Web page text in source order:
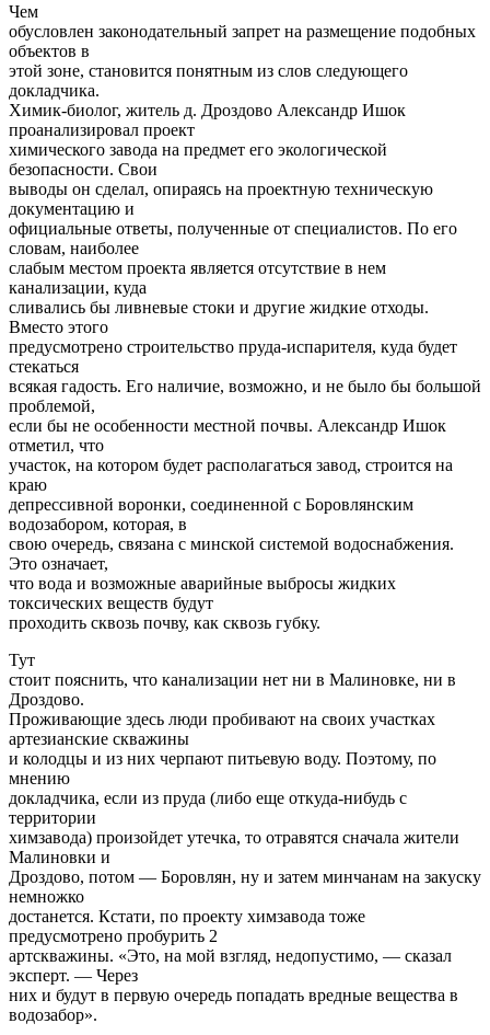
Чем
обусловлен законодательный запрет на размещение подобных
объектов в
этой зоне, становится понятным из слов следующего
докладчика.
Химик-биолог, житель д. Дроздово Александр Ишок
проанализировал проект
химического завода на предмет его экологической
безопасности. Свои
выводы он сделал, опираясь на проектную техническую
документацию и
официальные ответы, полученные от специалистов. По его
словам, наиболее
слабым местом проекта является отсутствие в нем
канализации, куда
сливались бы ливневые стоки и другие жидкие отходы.
Вместо этого
предусмотрено строительство пруда-испарителя, куда будет
стекаться
всякая гадость. Его наличие, возможно, и не было бы большой
проблемой,
если бы не особенности местной почвы. Александр Ишок
отметил, что
участок, на котором будет располагаться завод, строится на
краю
депрессивной воронки, соединенной с Боровлянским
водозабором, которая, в
свою очередь, связана с минской системой водоснабжения.
Это означает,
что вода и возможные аварийные выбросы жидких
токсических веществ будут
проходить сквозь почву, как сквозь губку.
Тут
стоит пояснить, что канализации нет ни в Малиновке, ни в
Дроздово.
Проживающие здесь люди пробивают на своих участках
артезианские скважины
и колодцы и из них черпают питьевую воду. Поэтому, по
мнению
докладчика, если из пруда (либо еще откуда-нибудь с
территории
химзавода) произойдет утечка, то отравятся сначала жители
Малиновки и
Дроздово, потом — Боровлян, ну и затем минчанам на закуску
немножко
достанется. Кстати, по проекту химзавода тоже
предусмотрено пробурить 2
артскважины. «Это, на мой взгляд, недопустимо, — сказал
эксперт. — Через
них и будут в первую очередь попадать вредные вещества в
водозабор».